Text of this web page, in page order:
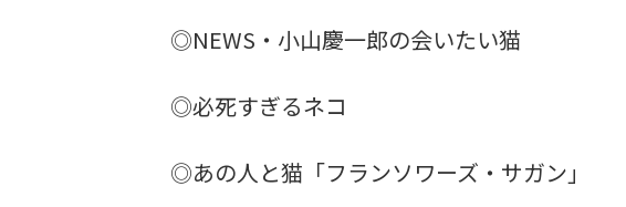
◎NEWS・小山慶一郎の会いたい猫
◎必死すぎるネコ
◎あの人と猫「フランソワーズ・サガン」